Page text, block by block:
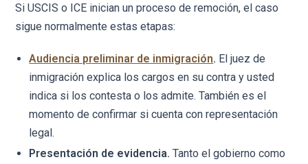
Si USCIS o ICE inician un proceso de remoción, el caso
sigue normalmente estas etapas:
Audiencia preliminar de inmigración. El juez de
inmigración explica los cargos en su contra y usted
indica si los contesta o los admite. También es el
momento de confirmar si cuenta con representación
legal.
Presentación de evidencia. Tanto el gobierno como